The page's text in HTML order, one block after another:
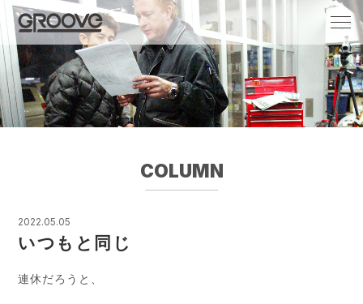
Groove 自転車 カフェ 輸入車・国産車のチ
ューニング/販売
COLUMN
2022.05.05
いつもと同じ
連休だろうと、